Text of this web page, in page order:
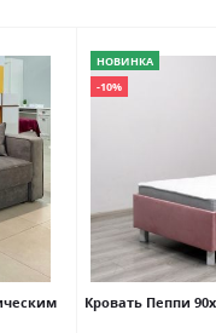
НОВИНКА
-10%
Кровать Пеппи